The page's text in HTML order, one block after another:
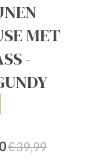
MET
-
€ 39,99